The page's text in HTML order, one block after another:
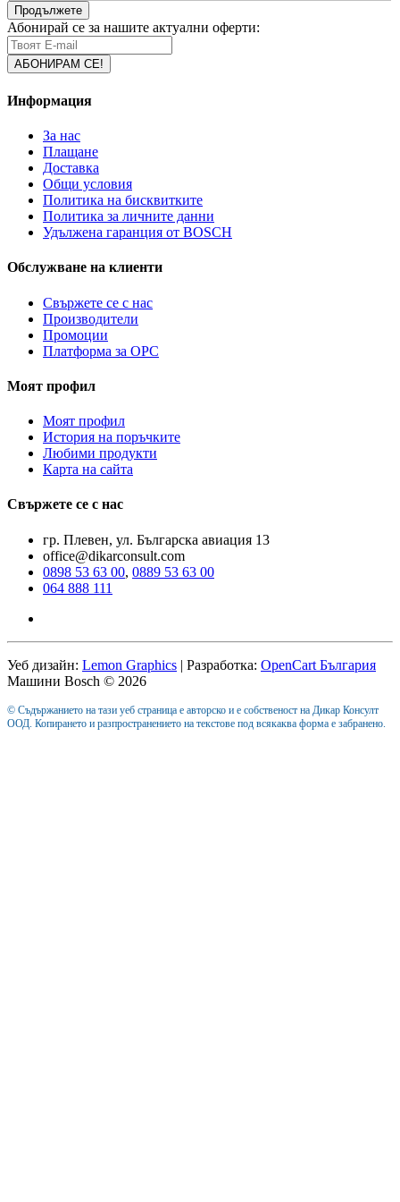
Продължете
Абонирай се за нашите актуални оферти:
Информация
За нас
Плащане
Доставка
Общи условия
Политика на бисквитките
Политика за личните данни
Удължена гаранция от BOSCH
Обслужване на клиенти
Свържете се с нас
Производители
Промоции
Платформа за ОРС
Моят профил
Моят профил
История на поръчките
Любими продукти
Карта на сайта
Свържете се с нас
гр. Плевен, ул. Българска авиация 13
office@dikarconsult.com
0898 53 63 00, 0889 53 63 00
064 888 111
Уеб дизайн: Lemon Graphics | Разработка: OpenCart България
Машини Bosch © 2026
© Съдържанието на тази уеб страница е авторско и е собственост на Дикар Консулт
ООД. Копирането и разпространението на текстове под всякаква форма е забранено.